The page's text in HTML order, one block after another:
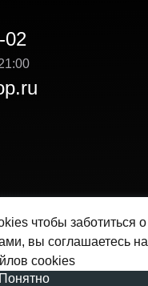
чтобы заботиться о
вы соглашаетесь на
cookies
Понятно
02